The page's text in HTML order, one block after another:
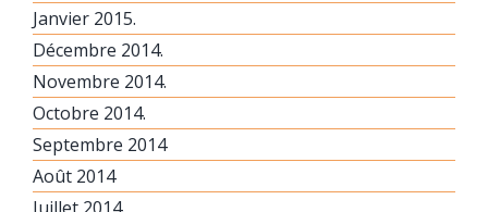
Janvier 2015.
Décembre 2014.
Novembre 2014.
Octobre 2014.
Septembre 2014
Août 2014
Juillet 2014.